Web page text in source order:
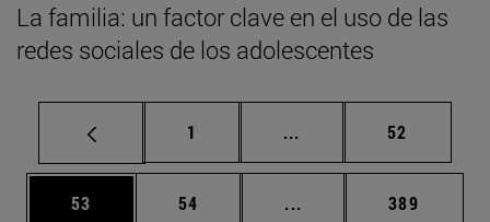
La familia: un factor clave en el uso de las
redes sociales de los adolescentes
Página
1 ... Páginas intermedias
Página
52
Página
53 Página
54 ... Páginas intermedias
Página
389